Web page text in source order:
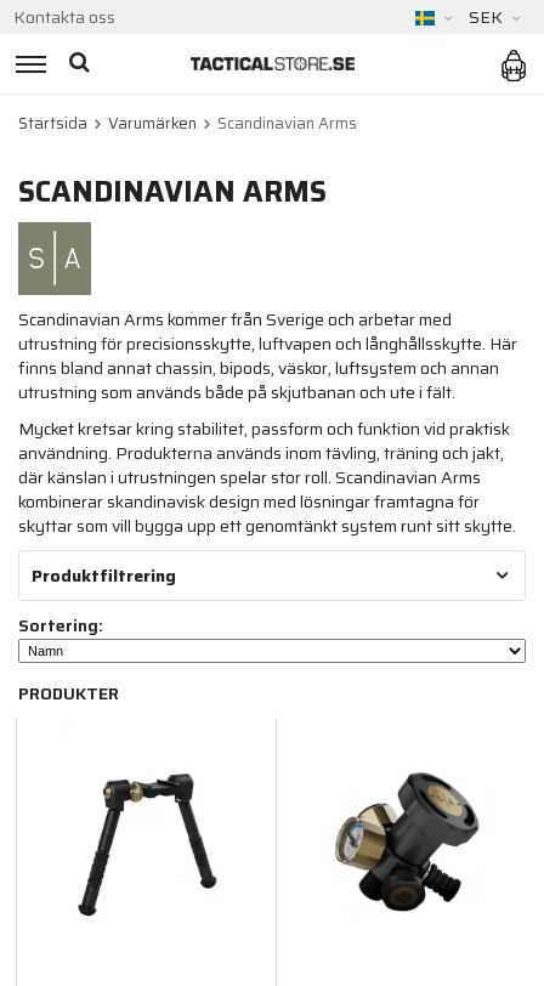
Kontakta oss SEK
Startsida Varumärken Scandinavian Arms
SCANDINAVIAN ARMS
Scandinavian Arms kommer från Sverige och arbetar med
utrustning för precisionsskytte, luftvapen och långhållsskytte. Här
finns bland annat chassin, bipods, väskor, luftsystem och annan
utrustning som används både på skjutbanan och ute i fält.
Mycket kretsar kring stabilitet, passform och funktion vid praktisk
användning. Produkterna används inom tävling, träning och jakt,
där känslan i utrustningen spelar stor roll. Scandinavian Arms
kombinerar skandinavisk design med lösningar framtagna för
skyttar som vill bygga upp ett genomtänkt system runt sitt skytte.
Produktfiltrering
Sortering:
PRODUKTER